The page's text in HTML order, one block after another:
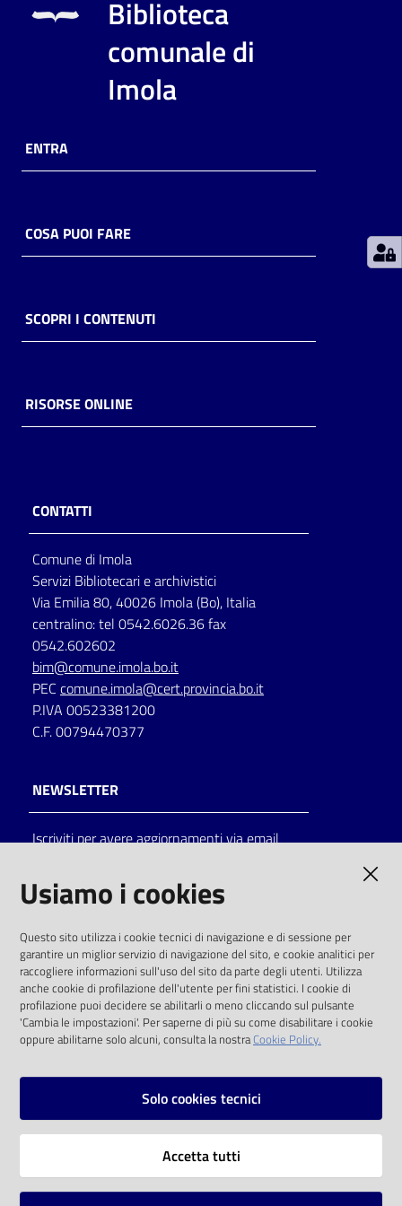
Catalogo
Eventi
bibliotecario
Avvisi
Orari
Biblioteca
comunale di
Imola
ENTRA
COSA PUOI FARE
SCOPRI I CONTENUTI
RISORSE ONLINE
CONTATTI
Comune di Imola
Servizi Bibliotecari e archivistici
Via Emilia 80, 40026 Imola (Bo), Italia
centralino: tel 0542.6026.36 fax
0542.602602
bim@comune.imola.bo.it
PEC comune.imola@cert.provincia.bo.it
P.IVA 00523381200
C.F. 00794470377
NEWSLETTER
Iscriviti per avere aggiornamenti via email
solo alle condizioni previste dalla direttiva
comunitaria 2003/98/CE e dal d.lgs. 36/2006
SOCIAL
Instagram
Vai alla pagina
Usiamo i cookies
Questo sito utilizza i cookie tecnici di navigazione e di sessione per
garantire un miglior servizio di navigazione del sito, e cookie analitici per
raccogliere informazioni sull'uso del sito da parte degli utenti. Utilizza
anche cookie di profilazione dell'utente per fini statistici. I cookie di
profilazione puoi decidere se abilitarli o meno cliccando sul pulsante
'Cambia le impostazioni'. Per saperne di più su come disabilitare i cookie
oppure abilitarne solo alcuni, consulta la nostraCookie Policy.
Solo cookies tecnici
Accetta tutti